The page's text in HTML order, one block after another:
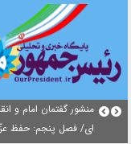
ای/ فصل پنجم: حفظ
بازخوانی افشاگری
اوکراینی